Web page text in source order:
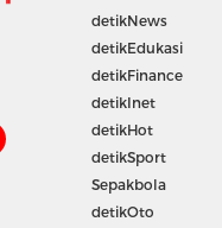
detikNews
detikEdukasi
detikFinance
detikInet
detikHot
detikSport
Sepakbola
detikOto